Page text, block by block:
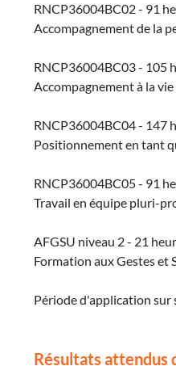
RNCP36004BC02 - 91
Accompagnement de la
RNCP36004BC03 - 105
Accompagnement à la
RNCP36004BC04 - 147
Positionnement en tant
RNCP36004BC05 - 91
Travail en équipe pluri-
AFGSU niveau 2 - 21
Formation aux Gestes et
Période d'application sur
Résultats attendus